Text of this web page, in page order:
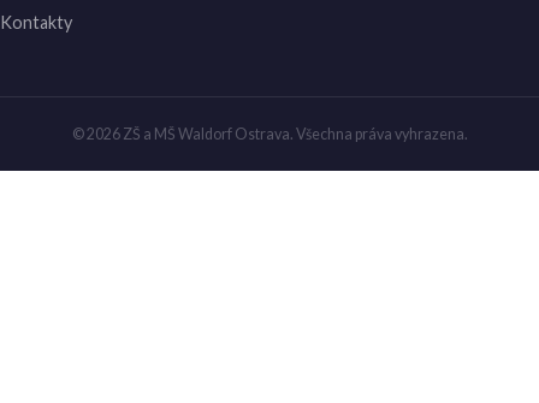
Kontakty
© 2026 ZŠ a MŠ Waldorf Ostrava. Všechna práva vyhrazena.